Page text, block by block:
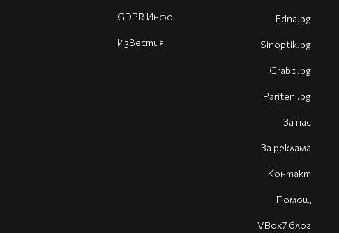
GDPR Инфо
Известия
Edna.bg
Sinoptik.bg
Grabo.bg
Pariteni.bg
За нас
За реклама
Контакт
Помощ
VBox7 блог